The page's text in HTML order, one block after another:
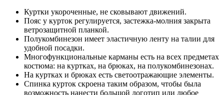
Куртки укороченные, не сковывают движений.
Пояс у курток регулируется, застежка-молния закрыта
ветрозащитной планкой.
Полукомбинезон имеет эластичную ленту на талии для
удобной посадки.
Многофункциональные карманы есть на всех предметах
костюма: на куртках, на брюках, на полукомбинезонах.
На куртках и брюках есть светоотражающие элементы.
Спинка курток скроена таким образом, чтобы была
возможность нанести большой логотип или любое